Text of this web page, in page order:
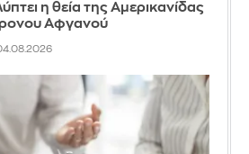
η θεία της Αμερικανίδας
Αφγανού